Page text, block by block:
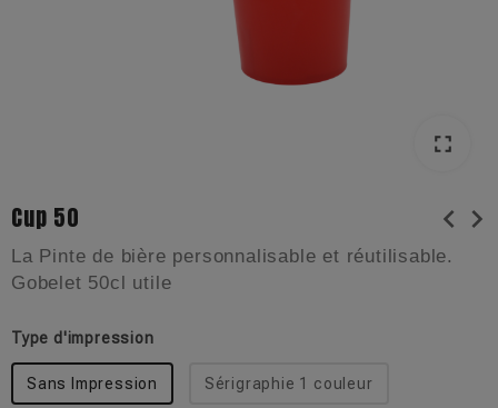
fullscreen
Cup 50 chevron_left chevron_right
La Pinte de bière personnalisable et réutilisable.
Gobelet 50cl utile
Type d'impression
Sans Impression Sérigraphie 1 couleur